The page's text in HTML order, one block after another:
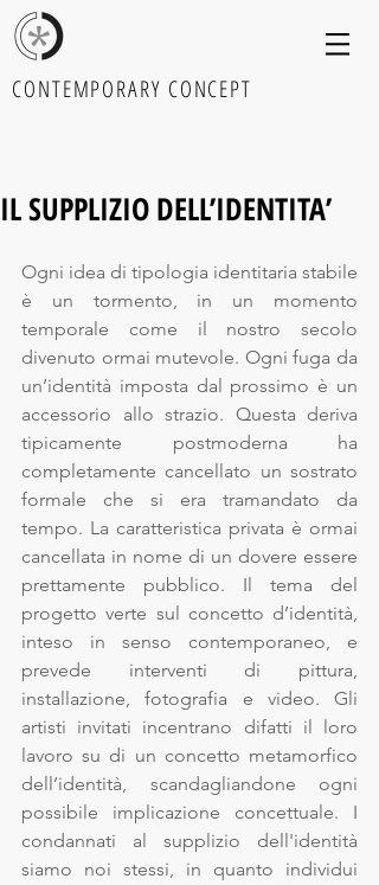
CONTEMPORARY CONCEPT
IL SUPPLIZIO DELL’IDENTITA’
Ogni idea di tipologia identitaria stabile
è un tormento, in un momento
temporale come il nostro secolo
divenuto ormai mutevole. Ogni fuga da
un’identità imposta dal prossimo è un
accessorio allo strazio. Questa deriva
tipicamente postmoderna ha
completamente cancellato un sostrato
formale che si era tramandato da
tempo. La caratteristica privata è ormai
cancellata in nome di un dovere essere
prettamente pubblico. Il tema del
progetto verte sul concetto d’identità,
inteso in senso contemporaneo, e
prevede interventi di pittura,
installazione, fotografia e video. Gli
artisti invitati incentrano difatti il loro
lavoro su di un concetto metamorfico
dell’identità, scandagliandone ogni
possibile implicazione concettuale. I
condannati al supplizio dell'identità
siamo noi stessi, in quanto individui